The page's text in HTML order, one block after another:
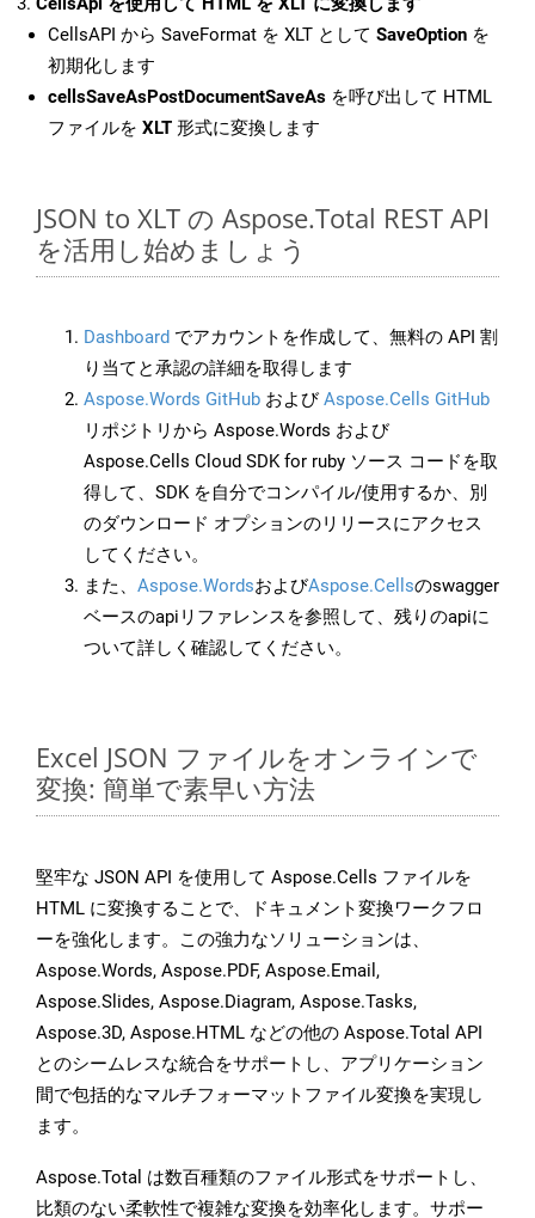
CellsAPI から SaveFormat を XLT として SaveOption を
初期化します
cellsSaveAsPostDocumentSaveAs を呼び出して HTML
ファイルを XLT 形式に変換します
JSON to XLT の Aspose.Total REST API
を活用し始めましょう
Dashboard でアカウントを作成して、無料の API 割
り当てと承認の詳細を取得します
Aspose.Words GitHub およびAspose.Cells GitHub
リポジトリから Aspose.Words および
Aspose.Cells Cloud SDK for ruby ソース コードを取
得して、SDK を自分でコンパイル/使用するか、別
のダウンロード オプションのリリースにアクセス
してください。
また、 Aspose.WordsおよびAspose.Cellsのswagger
ベースのapiリファレンスを参照して、残りのapiに
ついて詳しく確認してください。
Excel JSON ファイルをオンラインで
変換: 簡単で素早い方法
堅牢な JSON API を使用して Aspose.Cells ファイルを
HTML に変換することで、ドキュメント変換ワークフロ
ーを強化します。この強力なソリューションは、
Aspose.Words, Aspose.PDF, Aspose.Email,
Aspose.Slides, Aspose.Diagram, Aspose.Tasks,
Aspose.3D, Aspose.HTML などの他の Aspose.Total API
とのシームレスな統合をサポートし、アプリケーション
間で包括的なマルチフォーマットファイル変換を実現し
ます。
Aspose.Total は数百種類のファイル形式をサポートし、
比類のない柔軟性で複雑な変換を効率化します。サポー